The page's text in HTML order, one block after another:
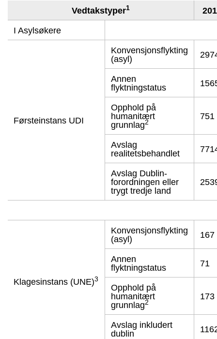
Vedtakstyper1
I Asylsøkere
Førsteinstans UDI
Konvensjonsflykting
(asyl)
Annen
flyktningstatus
Opphold på
humanitært
grunnlag2
751
Avslag
realitetsbehandlet
Avslag Dublin-
forordningen eller
trygt tredje land
Klagesinstans (UNE)3
Konvensjonsflykting
(asyl)
167
Annen
flyktningstatus
71
Opphold på
humanitært
grunnlag2
173
Avslag inkludert
dublin